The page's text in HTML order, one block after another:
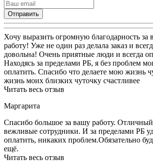
Отправить
Хочу выразить огромную благодарность
работу! Уже не один раз делала заказ и
довольна! Очень приятные люди и всегда
Находясь за пределами РБ, я без проблем
оплатить. Спасибо что делаете мою жизнь
жизнь моих близких чуточку счастливее
Читать весь отзыв
Маргарита
Спасибо большое за вашу работу.
вежливые сотрудники. И за пределами РБ
оплатить, никаких проблем.Обязательно
ещё.
Читать весь отзыв